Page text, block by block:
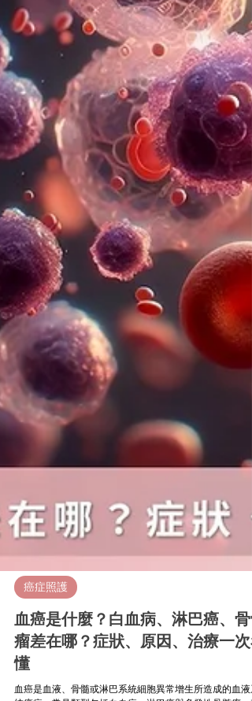
癌症照護
血癌是什麼？白血病、淋巴癌、骨
瘤差在哪？症狀、原因、治療一次